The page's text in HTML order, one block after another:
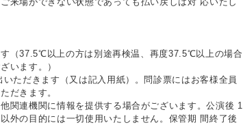
す（37.5℃以上の方は別途再検温、再度37.5℃以上の場合
います。）
いただきます（又は記入用紙）。問診票にはお客様全員
だきます。
関連機関に情報を提供する場合がございます。公演後 1
外の目的には一切使用いたしません。保管期 間終了後